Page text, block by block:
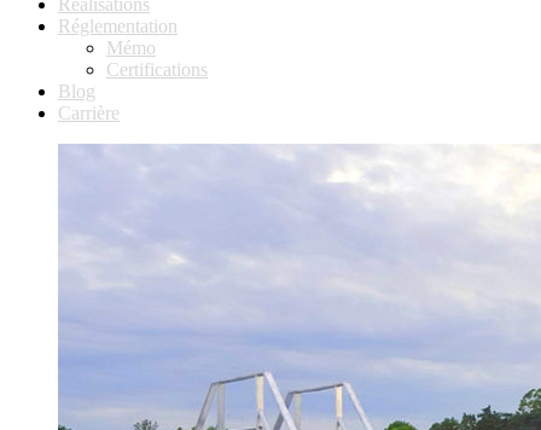
Réglementation
Mémo
Certifications
Blog
Carrière